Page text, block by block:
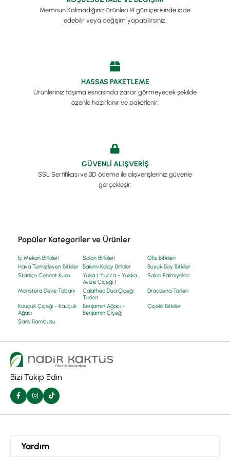
Memnun Kalmadığınız ürünleri 14 gün içerisinde iade
edebilir veya değişim yapabilirsiniz.
HASSAS PAKETLEME
Ürünleriniz taşıma esnasında zarar görmeyecek şekilde
özenle hazırlanır ve paketlenir.
GÜVENLİ ALIŞVERİŞ
SSL Sertifikası ve 3D ödeme ile alışverişleriniz güvenle
gerçekleşir.
Popüler Kategoriler ve Ürünler
İç Mekan Bitkileri Salon Bitkileri
Ofis Bitkileri
Hava Temizleyen Bitkiler
Bakımı Kolay Bitkiler
Büyük Boy Bitkiler
Starliçe Cennet Kuşu
Yuka ( Yucca - Yukka
Avize Çiçeği )
Salon Palmiyeleri
Monstera Deve Tabanı
Calathea Dua Çiçeği
Türleri
Dracaena Türleri
Kauçuk Çiçeği - Kauçuk
Ağacı
Benjamin Ağacı -
Benjamin Çiçeği
Çiçekli Bitkiler
Şans Bambusu
Bizi Takip Edin
Yardım